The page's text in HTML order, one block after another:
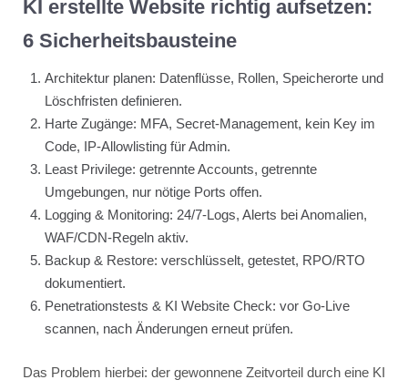
KI erstellte Website richtig aufsetzen:
6 Sicherheitsbausteine
Architektur planen: Datenflüsse, Rollen, Speicherorte und
Löschfristen definieren.
Harte Zugänge: MFA, Secret-Management, kein Key im
Code, IP-Allowlisting für Admin.
Least Privilege: getrennte Accounts, getrennte
Umgebungen, nur nötige Ports offen.
Logging & Monitoring: 24/7-Logs, Alerts bei Anomalien,
WAF/CDN-Regeln aktiv.
Backup & Restore: verschlüsselt, getestet, RPO/RTO
dokumentiert.
Penetrationstests & KI Website Check: vor Go-Live
scannen, nach Änderungen erneut prüfen.
Das Problem hierbei: der gewonnene Zeitvorteil durch eine KI